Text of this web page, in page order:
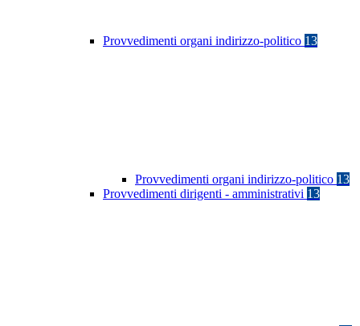
Provvedimenti organi indirizzo-politico 13
Provvedimenti organi indirizzo-politico 13
Provvedimenti dirigenti - amministrativi 13